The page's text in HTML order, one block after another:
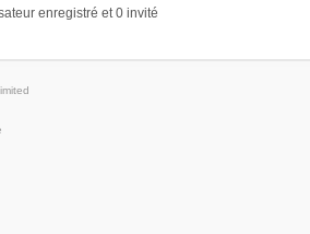
enregistré et 0 invité